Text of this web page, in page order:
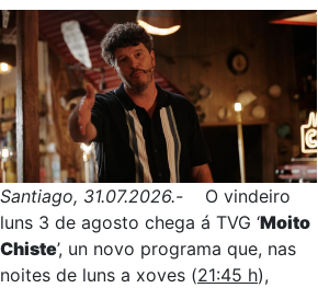
Santiago, 31.07.2026.- O vindeiro
luns 3 de agosto chega á TVG ‘Moito
Chiste’, un novo programa que, nas
noites de luns a xoves (21:45 h),